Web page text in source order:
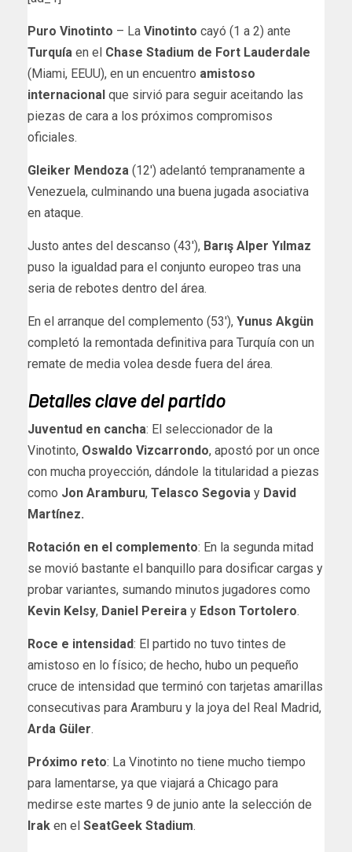
Puro Vinotinto – La Vinotinto cayó (1 a 2) ante
Turquía en el Chase Stadium de Fort Lauderdale
(Miami, EEUU), en un encuentro amistoso
internacional que sirvió para seguir aceitando las
piezas de cara a los próximos compromisos
oficiales.
Gleiker Mendoza (12′) adelantó tempranamente a
Venezuela, culminando una buena jugada asociativa
en ataque.
Justo antes del descanso (43′), Barış Alper Yılmaz
puso la igualdad para el conjunto europeo tras una
seria de rebotes dentro del área.
En el arranque del complemento (53′), Yunus Akgün
completó la remontada definitiva para Turquía con un
remate de media volea desde fuera del área.
Detalles clave del partido
Juventud en cancha: El seleccionador de la
Vinotinto, Oswaldo Vizcarrondo, apostó por un once
con mucha proyección, dándole la titularidad a piezas
como Jon Aramburu, Telasco Segovia y David
Martínez.
Rotación en el complemento: En la segunda mitad
se movió bastante el banquillo para dosificar cargas y
probar variantes, sumando minutos jugadores como
Kevin Kelsy, Daniel Pereira y Edson Tortolero.
Roce e intensidad: El partido no tuvo tintes de
amistoso en lo físico; de hecho, hubo un pequeño
cruce de intensidad que terminó con tarjetas amarillas
consecutivas para Aramburu y la joya del Real Madrid,
Arda Güler.
Próximo reto: La Vinotinto no tiene mucho tiempo
para lamentarse, ya que viajará a Chicago para
medirse este martes 9 de junio ante la selección de
Irak en el SeatGeek Stadium.